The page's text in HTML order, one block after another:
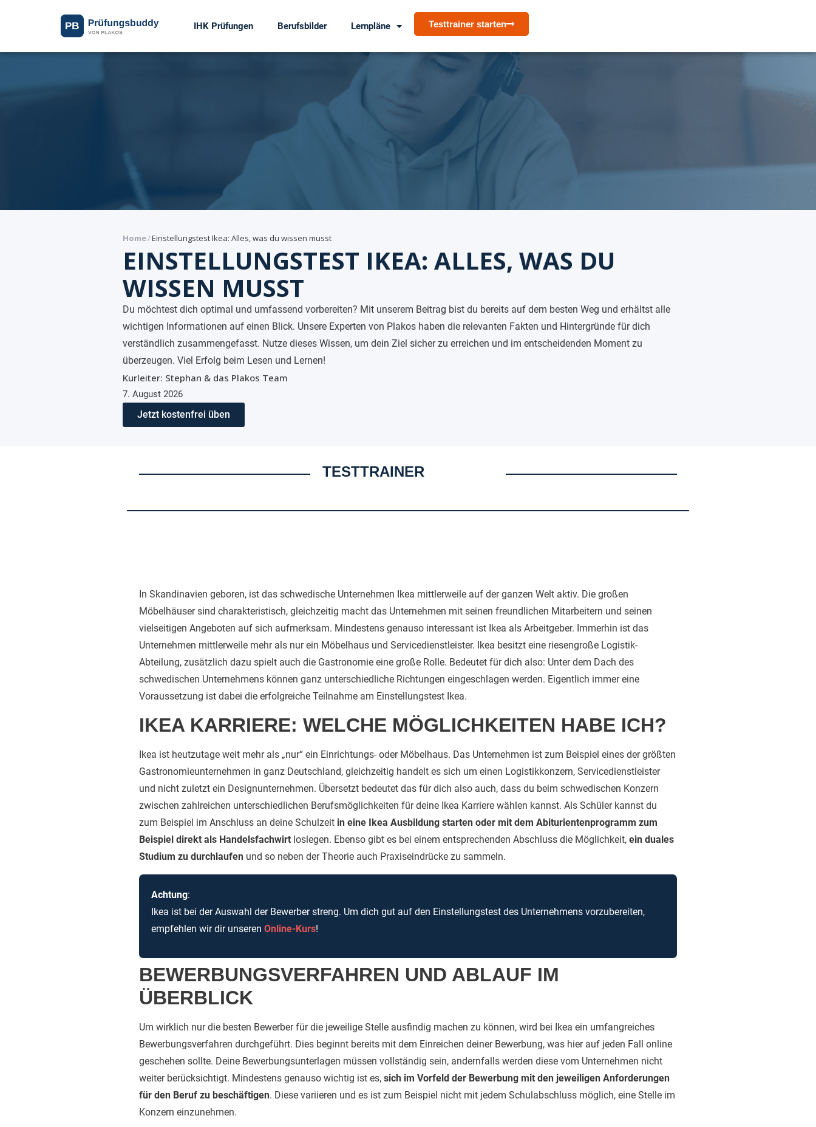
IHK Prüfungen Berufsbilder Lernpläne Testtrainer starten
Home/Einstellungstest Ikea: Alles, was du wissen musst
EINSTELLUNGSTEST IKEA: ALLES, WAS DU
WISSEN MUSST
Du möchtest dich optimal und umfassend vorbereiten? Mit unserem Beitrag bist du bereits auf dem besten Weg und erhältst alle
wichtigen Informationen auf einen Blick. Unsere Experten von Plakos haben die relevanten Fakten und Hintergründe für dich
verständlich zusammengefasst. Nutze dieses Wissen, um dein Ziel sicher zu erreichen und im entscheidenden Moment zu
überzeugen. Viel Erfolg beim Lesen und Lernen!
Kurleiter: Stephan & das Plakos Team
7. August 2026
Jetzt kostenfrei üben
TESTTRAINER
In Skandinavien geboren, ist das schwedische Unternehmen Ikea mittlerweile auf der ganzen Welt aktiv. Die großen
Möbelhäuser sind charakteristisch, gleichzeitig macht das Unternehmen mit seinen freundlichen Mitarbeitern und seinen
vielseitigen Angeboten auf sich aufmerksam. Mindestens genauso interessant ist Ikea als Arbeitgeber. Immerhin ist das
Unternehmen mittlerweile mehr als nur ein Möbelhaus und Servicedienstleister. Ikea besitzt eine riesengroße Logistik-
Abteilung, zusätzlich dazu spielt auch die Gastronomie eine große Rolle. Bedeutet für dich also: Unter dem Dach des
schwedischen Unternehmens können ganz unterschiedliche Richtungen eingeschlagen werden. Eigentlich immer eine
Voraussetzung ist dabei die erfolgreiche Teilnahme am Einstellungstest Ikea.
IKEA KARRIERE: WELCHE MÖGLICHKEITEN HABE ICH?
Ikea ist heutzutage weit mehr als „nur“ ein Einrichtungs- oder Möbelhaus. Das Unternehmen ist zum Beispiel eines der größten
Gastronomieunternehmen in ganz Deutschland, gleichzeitig handelt es sich um einen Logistikkonzern, Servicedienstleister
und nicht zuletzt ein Designunternehmen. Übersetzt bedeutet das für dich also auch, dass du beim schwedischen Konzern
zwischen zahlreichen unterschiedlichen Berufsmöglichkeiten für deine Ikea Karriere wählen kannst. Als Schüler kannst du
zum Beispiel im Anschluss an deine Schulzeit in eine Ikea Ausbildung starten oder mit dem Abiturientenprogramm zum
Beispiel direkt als Handelsfachwirt loslegen. Ebenso gibt es bei einem entsprechenden Abschluss die Möglichkeit, ein duales
Studium zu durchlaufen und so neben der Theorie auch Praxiseindrücke zu sammeln.
Achtung:
Ikea ist bei der Auswahl der Bewerber streng. Um dich gut auf den Einstellungstest des Unternehmens vorzubereiten,
empfehlen wir dir unseren Online-Kurs!
BEWERBUNGSVERFAHREN UND ABLAUF IM
ÜBERBLICK
Um wirklich nur die besten Bewerber für die jeweilige Stelle ausfindig machen zu können, wird bei Ikea ein umfangreiches
Bewerbungsverfahren durchgeführt. Dies beginnt bereits mit dem Einreichen deiner Bewerbung, was hier auf jeden Fall online
geschehen sollte. Deine Bewerbungsunterlagen müssen vollständig sein, andernfalls werden diese vom Unternehmen nicht
weiter berücksichtigt. Mindestens genauso wichtig ist es, sich im Vorfeld der Bewerbung mit den jeweiligen Anforderungen
für den Beruf zu beschäftigen. Diese variieren und es ist zum Beispiel nicht mit jedem Schulabschluss möglich, eine Stelle im
Konzern einzunehmen.